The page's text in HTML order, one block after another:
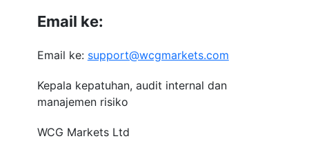
Email ke:
Email ke: support@wcgmarkets.com
Kepala kepatuhan, audit internal dan
manajemen risiko
WCG Markets Ltd